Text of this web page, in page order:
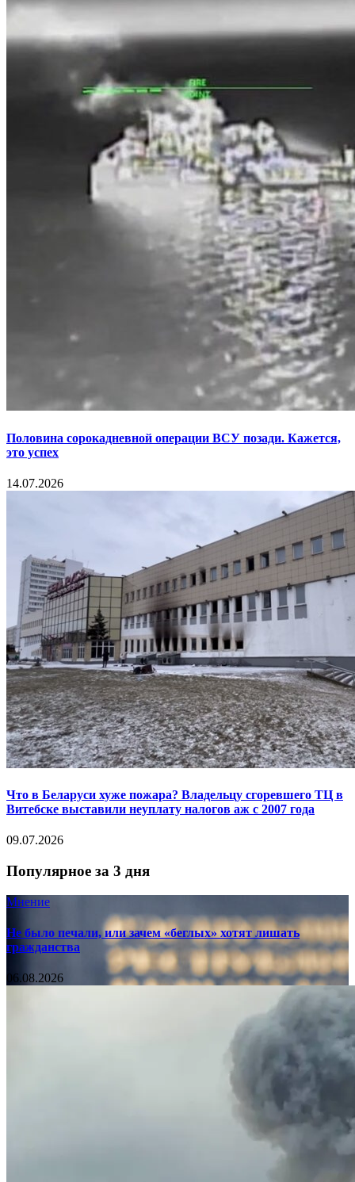
Половина сорокадневной операции ВСУ позади. Кажется,
это успех
14.07.2026
Что в Беларуси хуже пожара? Владельцу сгоревшего ТЦ в
Витебске выставили неуплату налогов аж с 2007 года
09.07.2026
Популярное за 3 дня
Мнение
Не было печали, или зачем «беглых» хотят лишать
гражданства
06.08.2026